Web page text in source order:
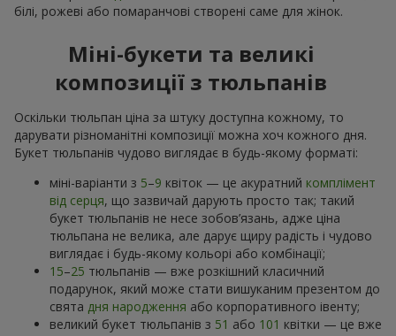
білі, рожеві або помаранчові створені саме для жінок.
Міні-букети та великі
композиції з тюльпанів
Оскільки тюльпан ціна за штуку доступна кожному, то
дарувати різноманітні композиції можна хоч кожного дня.
Букет тюльпанів чудово виглядає в будь-якому форматі:
міні-варіанти з 5–9 квіток — це акуратний комплімент
від серця, що зазвичай дарують просто так; такий
букет тюльпанів не несе зобов’язань, адже ціна
тюльпана не велика, але дарує щиру радість і чудово
виглядає і будь-якому кольорі або комбінації;
15–25 тюльпанів — вже розкішний класичний
подарунок, який може стати вишуканим презентом до
свята дня народження або корпоративного івенту;
великий букет тюльпанів з 51 або 101 квітки — це вже